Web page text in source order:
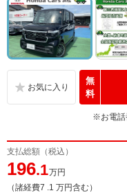
無
料
※お電話
支払総額（税込）
196.1万円
（諸経費7 .1 万円含む）